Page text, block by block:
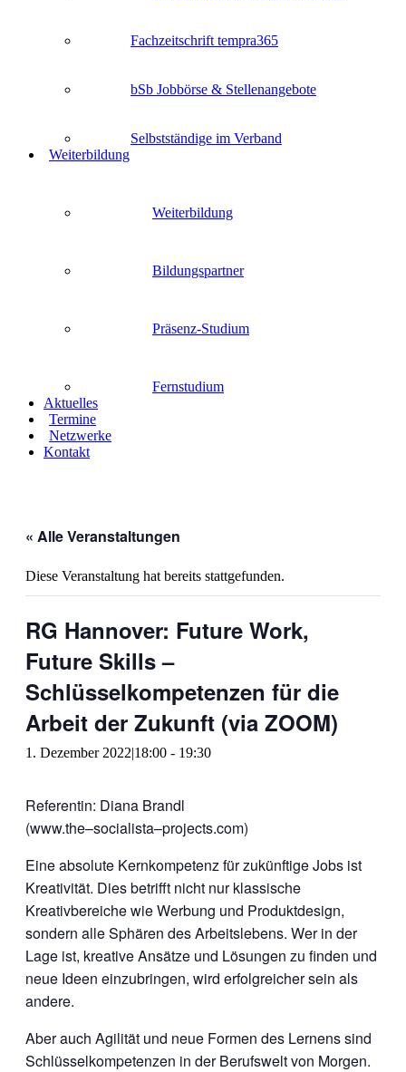
Fachzeitschrift tempra365
bSb Jobbörse & Stellenangebote
Selbstständige im Verband
Weiterbildung
Weiterbildung
Bildungspartner
Präsenz-Studium
Fernstudium
Aktuelles
Termine
Netzwerke
Kontakt
« Alle Veranstaltungen
Diese Veranstaltung hat bereits stattgefunden.
RG Hannover: Future Work,
Future Skills –
Schlüsselkompetenzen für die
Arbeit der Zukunft (via ZOOM)
1. Dezember 2022|18:00 - 19:30
Referentin: Diana Brandl
(www.the–socialista–projects.com)
Eine absolute Kernkompetenz für zukünftige Jobs ist
Kreativität. Dies betrifft nicht nur klassische
Kreativbereiche wie Werbung und Produktdesign,
sondern alle Sphären des Arbeitslebens. Wer in der
Lage ist, kreative Ansätze und Lösungen zu finden und
neue Ideen einzubringen, wird erfolgreicher sein als
andere.
Aber auch Agilität und neue Formen des Lernens sind
Schlüsselkompetenzen in der Berufswelt von Morgen.